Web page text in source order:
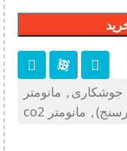
جوشکاری, مانومتر
, مانومتر co2